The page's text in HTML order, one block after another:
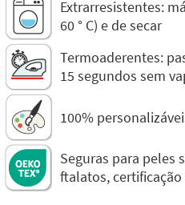
Extrarresistentes:
60 ° C) e de secar
Termoaderentes:
15 segundos sem
100%
Seguras para peles
ftalatos, certificação